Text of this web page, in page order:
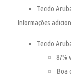
Tecido
Informações
Tecido
87%
Boa